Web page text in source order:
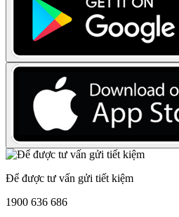
Để được tư vấn gửi tiết kiệm
1900 636 686